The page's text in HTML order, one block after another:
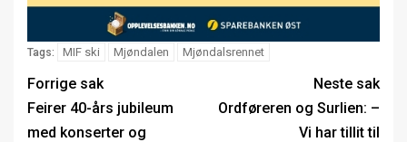
Tags: MIF ski Mjøndalen Mjøndalsrennet
Forrige sak
Feirer 40-års jubileum
med konserter og
Neste sak
Ordføreren og Surlien: –
Vi har tillit til